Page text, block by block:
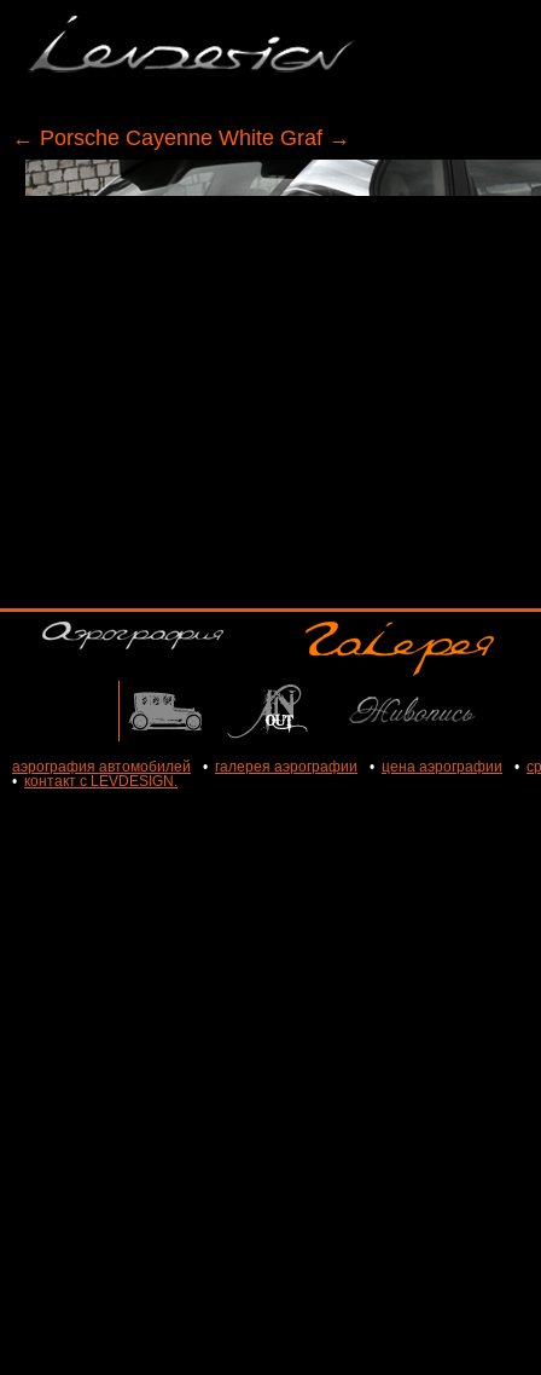
← Porsche Cayenne White Graf →
аэрография автомобилей • галерея аэрографии • цена аэрографии •
• контакт с LEVDESIGN.